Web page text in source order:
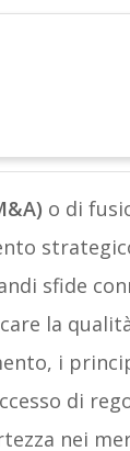
o di
sfide
la
i
di
nei